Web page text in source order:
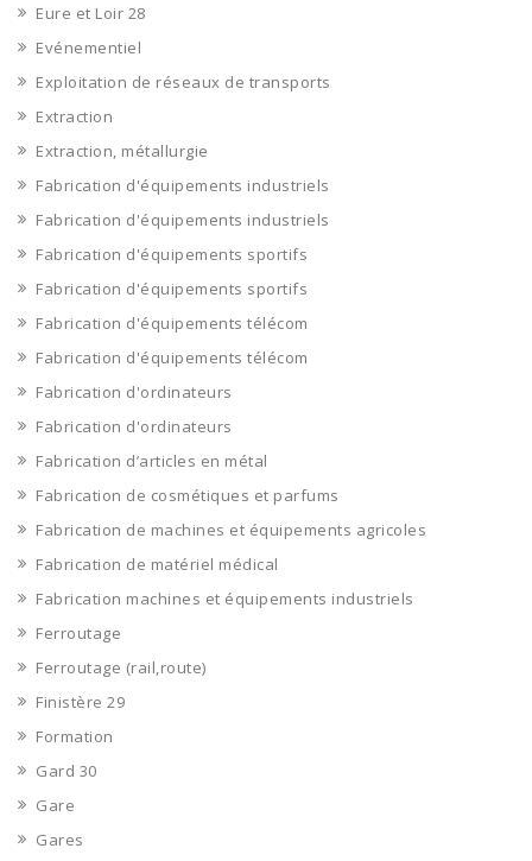
Eure et Loir 28
Evénementiel
Exploitation de réseaux de transports
Extraction
Extraction, métallurgie
Fabrication d'équipements industriels
Fabrication d'équipements industriels
Fabrication d'équipements sportifs
Fabrication d'équipements sportifs
Fabrication d'équipements télécom
Fabrication d'équipements télécom
Fabrication d'ordinateurs
Fabrication d'ordinateurs
Fabrication d’articles en métal
Fabrication de cosmétiques et parfums
Fabrication de machines et équipements agricoles
Fabrication de matériel médical
Fabrication machines et équipements industriels
Ferroutage
Ferroutage (rail,route)
Finistère 29
Formation
Gard 30
Gare
Gares